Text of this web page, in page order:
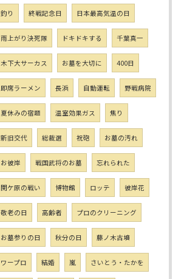
釣り 終戦記念日 日本最高気温の日
雨上がり決死隊 ドキドキする 千葉真一
木下大サーカス お墓を大切に 400日
即席ラーメン 長浜 自動運転 野戦病院
夏休みの宿題 温室効果ガス 焦り
新旧交代 総裁選 祝砲 お墓の汚れ
お彼岸 戦国武将のお墓 忘れられた
関ケ原の戦い 博物館 ロッテ 彼岸花
敬老の日 高齢者 プロのクリーニング
お墓参りの日 秋分の日 藤ノ木古墳
ワープロ 結婚 嵐 さいとう・たかを